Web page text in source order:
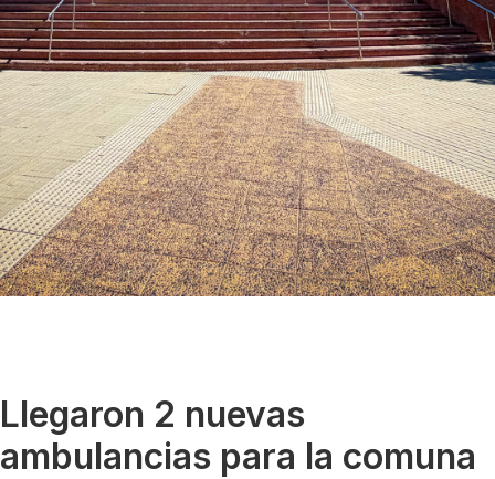
Llegaron 2 nuevas
ambulancias para la comuna